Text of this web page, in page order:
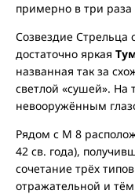
примерно в три
Созвездие Стрельца
достаточно яркая
названная так за
светлой «сушей». На
невооружённым
Рядом с М 8
42 св. года),
сочетание трёх
отражательной и